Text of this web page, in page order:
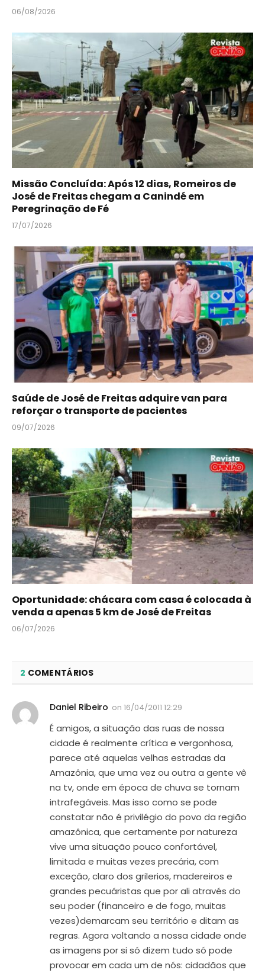
06/08/2026
Missão Concluída: Após 12 dias, Romeiros de
José de Freitas chegam a Canindé em
Peregrinação de Fé
17/07/2026
Saúde de José de Freitas adquire van para
reforçar o transporte de pacientes
09/07/2026
Oportunidade: chácara com casa é colocada à
venda a apenas 5 km de José de Freitas
06/07/2026
2 COMENTÁRIOS
Daniel Ribeiro on 16/04/2011 12:29
É amigos, a situação das ruas de nossa
cidade é realmente crítica e vergonhosa,
parece até aquelas velhas estradas da
Amazônia, que uma vez ou outra a gente vê
na tv, onde em época de chuva se tornam
intrafegáveis. Mas isso como se pode
constatar não é privilégio do povo da região
amazônica, que certamente por natureza
vive uma situação pouco confortável,
limitada e muitas vezes precária, com
exceção, claro dos grilerios, madereiros e
grandes pecuáristas que por ali através do
seu poder (financeiro e de fogo, muitas
vezes)demarcam seu território e ditam as
regras. Agora voltando a nossa cidade onde
as imagens por si só dizem tudo só pode
provocar em cada um de nós: cidadãos que